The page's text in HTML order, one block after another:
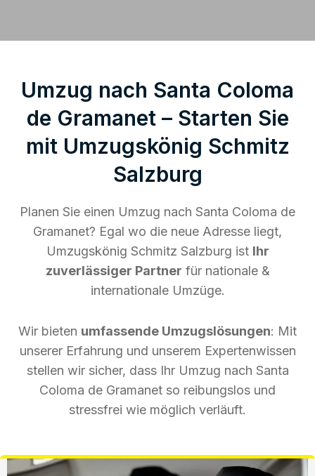
Umzug nach Santa Coloma
de Gramanet – Starten Sie
mit Umzugskönig Schmitz
Salzburg
Planen Sie einen Umzug nach Santa Coloma de
Gramanet? Egal wo die neue Adresse liegt,
Umzugskönig Schmitz Salzburg ist Ihr
zuverlässiger Partner für nationale &
internationale Umzüge.
Wir bieten umfassende Umzugslösungen: Mit
unserer Erfahrung und unserem Expertenwissen
stellen wir sicher, dass Ihr Umzug nach Santa
Coloma de Gramanet so reibungslos und
stressfrei wie möglich verläuft.